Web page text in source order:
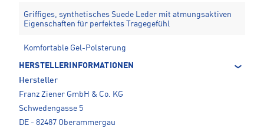
Griffiges, synthetisches Suede Leder mit atmungsaktiven
Eigenschaften für perfektes Tragegefühl
Komfortable Gel-Polsterung
HERSTELLERINFORMATIONEN
Hersteller
Franz Ziener GmbH & Co. KG
Schwedengasse 5
DE - 82487 Oberammergau